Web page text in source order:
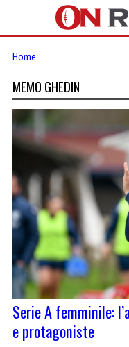
Home
MEMO GHEDIN
Serie A femminile:
e protagoniste